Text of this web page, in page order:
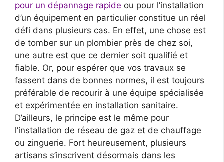
pour un dépannage rapide ou pour l’installation
d’un équipement en particulier constitue un réel
défi dans plusieurs cas. En effet, une chose est
de tomber sur un plombier près de chez soi,
une autre est que ce dernier soit qualifié et
fiable. Or, pour espérer que vos travaux se
fassent dans de bonnes normes, il est toujours
préférable de recourir à une équipe spécialisée
et expérimentée en installation sanitaire.
D’ailleurs, le principe est le même pour
l’installation de réseau de gaz et de chauffage
ou zinguerie. Fort heureusement, plusieurs
artisans s’inscrivent désormais dans les